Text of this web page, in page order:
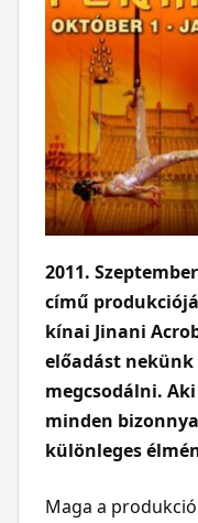
2011.
című
kínai Jinani
előadást nekünk
megcsodálni.
minden
különleges
Maga a